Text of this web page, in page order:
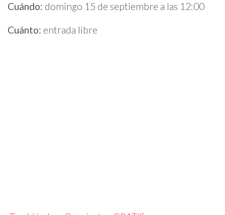
Cuándo: domingo 15 de septiembre a las 12:00
Cuánto: entrada libre